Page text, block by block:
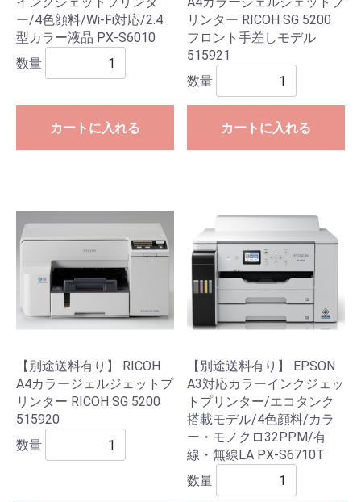
ー/4色顔料/Wi-Fi対応/2.4
型カラー液晶 PX-S6010
数量
カートに入れる
リンター RICOH SG 5200
フロント手差しモデル
515921
数量
カートに入れる
【別途送料有り】 RICOH
A4カラージェルジェットプ
リンター RICOH SG 5200
515920
数量
【別途送料有り】 EPSON
A3対応カラーインクジェッ
トプリンター/エコタンク
搭載モデル/4色顔料/カラ
ー・モノクロ32PPM/有
線・無線LA PX-S6710T
数量